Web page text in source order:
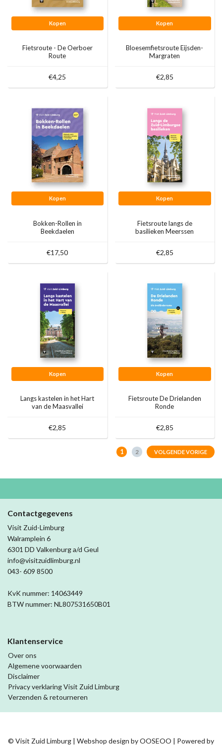
Kopen
Fietsroute - De Oerboer
Route
€4,25
Kopen
Bloesemfietsroute Eijsden-
Margraten
€2,85
Kopen
Bokken-Rollen in
Beekdaelen
€17,50
Kopen
Fietsroute langs de
basilieken Meerssen
€2,85
Kopen
Langs kastelen in het Hart
van de Maasvallei
€2,85
Kopen
Fietsroute De Drielanden
Ronde
€2,85
1 2 VOLGENDE VORIGE
Contactgegevens
Visit Zuid-Limburg
Walramplein 6
6301 DD Valkenburg a/d Geul
info@visitzuidlimburg.nl
043- 609 8500
KvK nummer: 14063449
BTW nummer: NL807531650B01
Klantenservice
Over ons
Algemene voorwaarden
Disclaimer
Privacy verklaring Visit Zuid Limburg
Verzenden & retourneren
© Visit Zuid Limburg | Webshop design byOOSEOO | Powered by